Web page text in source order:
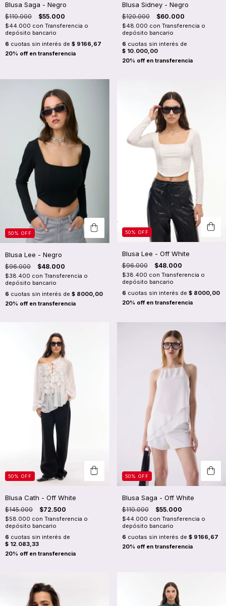
Blusa Saga - Negro
$110.000 $55.000
$44.000 con Transferencia o
depósito bancario
6 cuotas sin interés de $ 9166,67
Blusa Sidney - Negro
$120.000 $60.000
$48.000 con Transferencia o
depósito bancario
6 cuotas sin interés de
$ 10.000,00
50% OFF
Blusa Lee - Negro
$96.000 $48.000
$38.400 con Transferencia o
depósito bancario
6 cuotas sin interés de $ 8000,00
50% OFF
Blusa Lee - Off White
$96.000 $48.000
$38.400 con Transferencia o
depósito bancario
6 cuotas sin interés de $ 8000,00
50% OFF
Blusa Cath - Off White
$145.000 $72.500
$58.000 con Transferencia o
depósito bancario
6 cuotas sin interés de
$ 12.083,33
50% OFF
Blusa Saga - Off White
$110.000 $55.000
$44.000 con Transferencia o
depósito bancario
6 cuotas sin interés de $ 9166,67